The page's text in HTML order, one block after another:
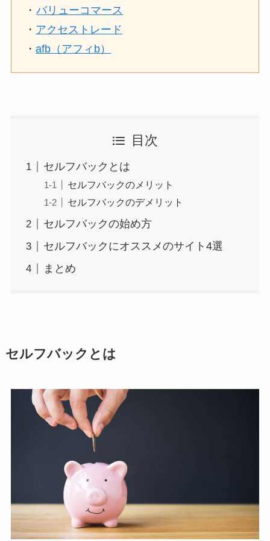
・ バリューコマース
・ アクセストレード
・afb（アフィb）
目次
セルフバックとは
セルフバックのメリット
セルフバックのデメリット
セルフバックの始め方
セルフバックにオススメのサイト4選
まとめ
セルフバックとは